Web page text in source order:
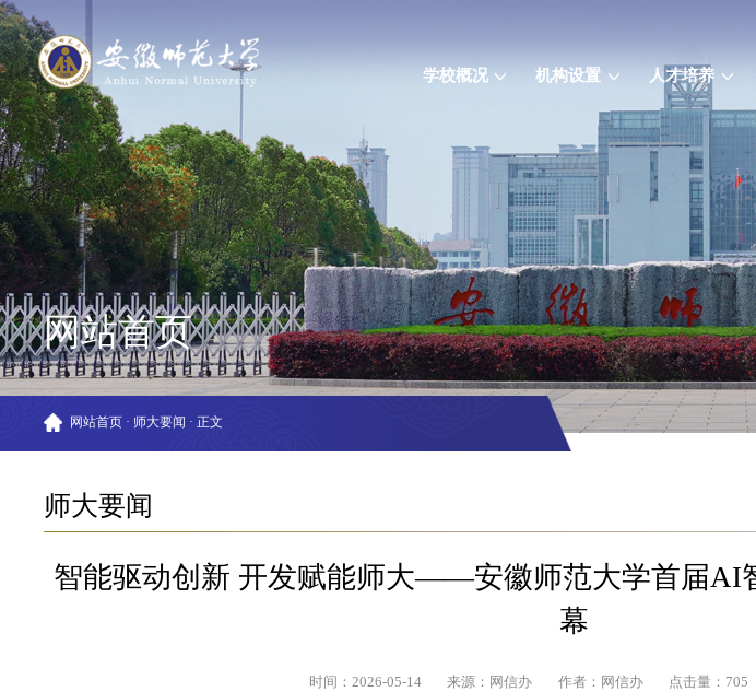
学校概况 机构设置 人才培养
网站首页
网站首页 · 师大要闻 · 正文
师大要闻
智能驱动创新 开发赋能师大——安徽师范大学首届AI
幕
时间：2026-05-14 来源：网信办 作者：网信办 点击量： 705